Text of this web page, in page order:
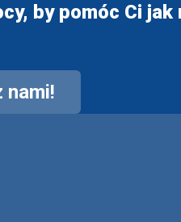
by pomóc Ci jak
nami!